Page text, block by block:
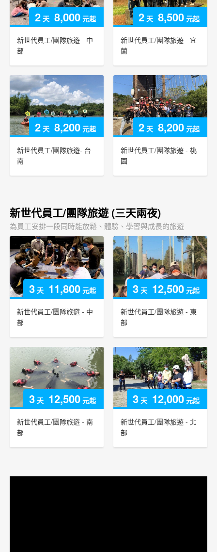
2 天 8,000 元起
新世代員工/團隊旅遊 - 中
部
2 天 8,500 元起
新世代員工/團隊旅遊 - 宜
蘭
2 天 8,200 元起
新世代員工/團隊旅遊- 台
南
2 天 8,200 元起
新世代員工/團隊旅遊 - 桃
園
新世代員工/團隊旅遊 (三天兩夜)
為員工安排一段同時能放鬆、體驗、學習與成長的旅遊
3 天 11,800 元起
新世代員工/團隊旅遊 - 中
部
3 天 12,500 元起
新世代員工/團隊旅遊 - 東
部
3 天 12,500 元起
新世代員工/團隊旅遊 - 南
部
3 天 12,000 元起
新世代員工/團隊旅遊 - 北
部